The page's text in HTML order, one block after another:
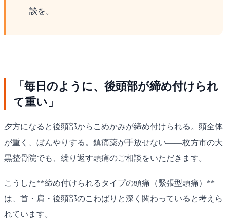
談を。
「毎日のように、後頭部が締め付けられ
て重い」
夕方になると後頭部からこめかみが締め付けられる。頭全体
が重く、ぼんやりする。鎮痛薬が手放せない——枚方市の大
黒整骨院でも、繰り返す頭痛のご相談をいただきます。
こうした**締め付けられるタイプの頭痛（緊張型頭痛）**
は、首・肩・後頭部のこわばりと深く関わっていると考えら
れています。